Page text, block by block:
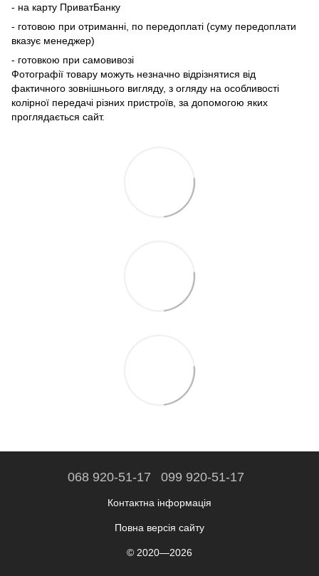
- на карту ПриватБанку
- готовою при отриманні, по передоплаті (суму передоплати
вказує менеджер)
- готовкою при самовивозі
Фотографії товару можуть незначно відрізнятися від
фактичного зовнішнього вигляду, з огляду на особливості
колірної передачі різних пристроїв, за допомогою яких
проглядається сайт.
068 920-51-17 099 920-51-17
Контактна інформація
Повна версія сайту
© 2020—2026